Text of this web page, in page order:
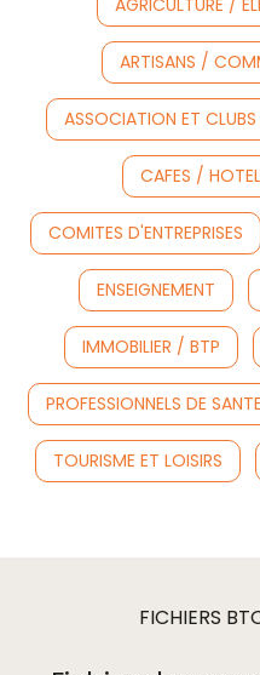
AGRICULTURE /
ARTISANS /
ASSOCIATION ET CLUBS
CAFES /
COMITES D'ENTREPRISES
ENSEIGNEMENT
IMMOBILIER / BTP
PROFESSIONNELS DE SANTE
TOURISME ET LOISIRS
FICHIERS